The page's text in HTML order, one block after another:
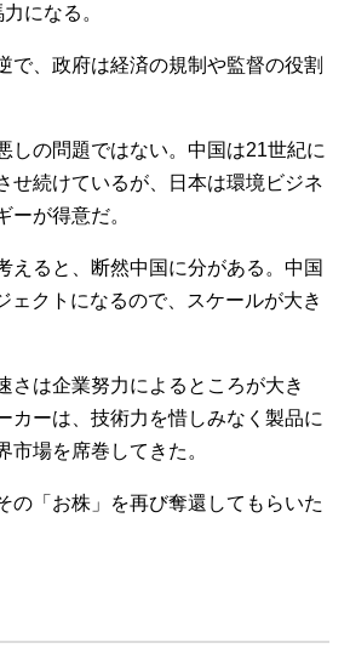
になる。
で、政府は経済の規制や監督の役割
しの問題ではない。中国は21世紀に
せ続けているが、日本は環境ビジネ
ーが得意だ。
えると、断然中国に分がある。中国
ェクトになるので、スケールが大き
さは企業努力によるところが大き
カーは、技術力を惜しみなく製品に
市場を席巻してきた。
の「お株」を再び奪還してもらいた